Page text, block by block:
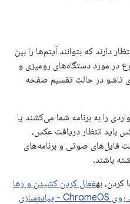
دارند که بتوانند آیتم‌ها را بین
در مورد دستگاه‌های رومیزی و
تاشو در حالت تقسیم صفحه
را به برنامه شما می‌کشند یا
باید انتظار دریافت عکس،
فایل‌های صوتی و برنامه‌های
باشند.
کردن، بهفعال کردن کشیدن و رها
«اندروید روی ChromeOS - پیاده‌سازی